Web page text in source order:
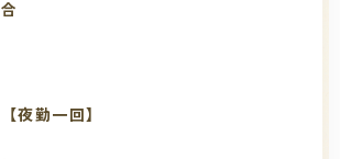
合
【夜勤一回】